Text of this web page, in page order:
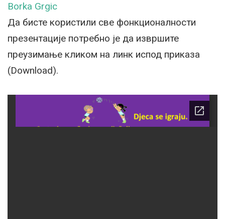
Borka Grgic
Да бисте користили све фонкционалности
презентације потребно је да извршите
преузимање кликом на линк испод приказа
(Download).